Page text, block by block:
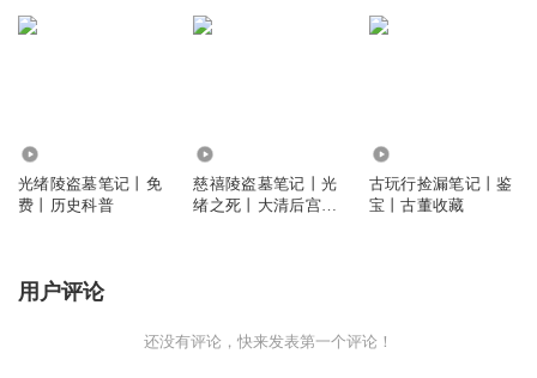
光绪陵盗墓笔记丨免
费丨历史科普
慈禧陵盗墓笔记丨光
绪之死丨大清后宫秘
古玩行捡漏笔记丨鉴
宝丨古董收藏
用户评论
还没有评论，快来发表第一个评论！